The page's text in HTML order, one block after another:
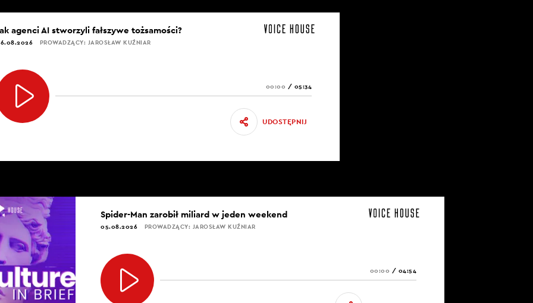
agenci AI stworzyli fałszywe tożsamości?
PROWADZĄCY: JAROSŁAW KUŹNIAR
00:00 / 05:34
UDOSTĘPNIJ
Spider-Man zarobił miliard w jeden weekend
05.08.2026 PROWADZĄCY: JAROSŁAW KUŹNIAR
00:00 / 04:54